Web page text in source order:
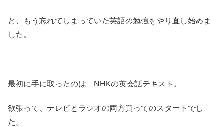
と、もう忘れてしまっていた英語の勉強をやり直し始めま
した。
最初に手に取ったのは、NHKの英会話テキスト。
欲張って、テレビとラジオの両方買ってのスタートでし
た。